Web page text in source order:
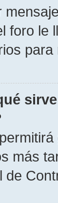
foro le
más
de